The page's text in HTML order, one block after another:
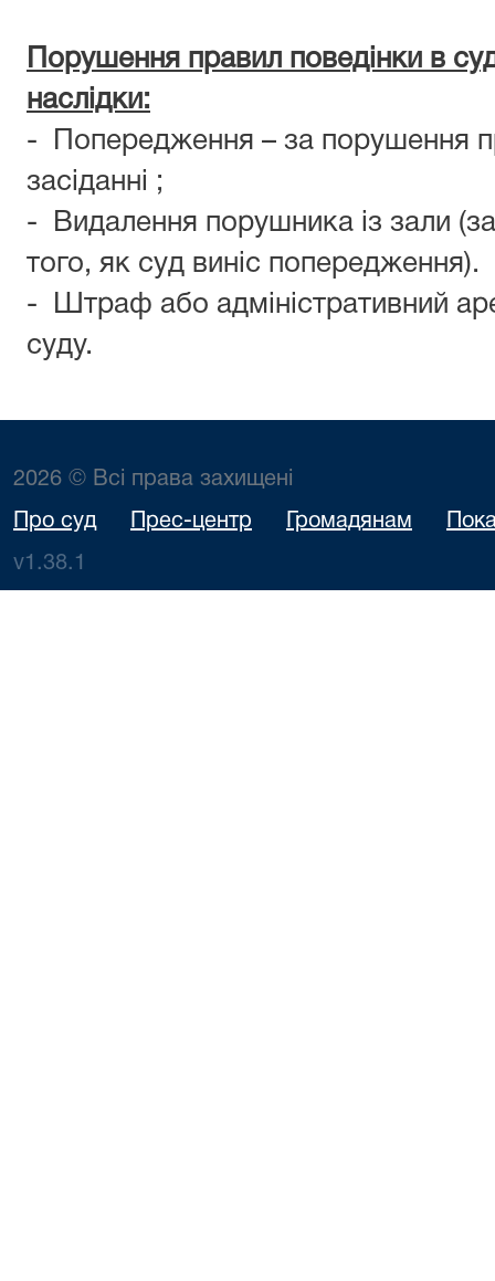
Порушення правил поведінки в
наслідки:
- Попередження – за порушення
засіданні ;
- Видалення порушника із зали
того, як суд виніс попередження).
- Штраф або адміністративний
суду.
2026 © Всі права захищені
Про суд Прес-центр Громадянам
v1.38.1